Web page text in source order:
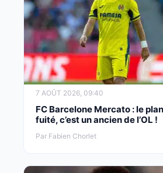
7 AOÛT 2026, 09:40
FC Barcelone Mercato : le
fuité, c’est un ancien de l’OL !
Par Fabien Chorlet